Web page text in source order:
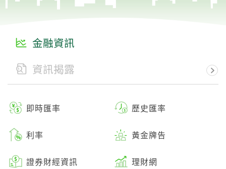
金融資訊
資訊揭露
即時匯率 歷史匯率
利率 黃金牌告
證券財經資訊 理財網